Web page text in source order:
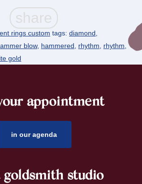
rings custom tags: diamond,
blow, hammered, rhythm, rhythm,
gold
appointment
in our agenda
goldsmith studio